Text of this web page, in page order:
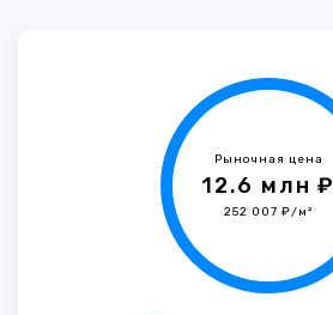
Рыночная цена
12.6 млн ₽
252 007 ₽/м²